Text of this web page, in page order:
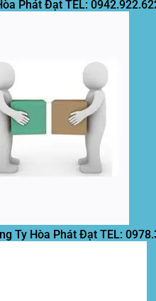
Phát Đạt TEL:
Ty Hòa Phát Đạt TEL: